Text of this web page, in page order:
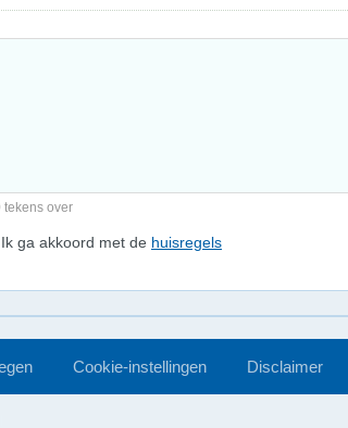
tekens over
Ik ga akkoord met de huisregels
Cookie-instellingen Disclaimer